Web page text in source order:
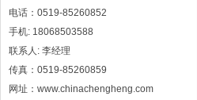
电话：0519-85260852
手机: 18068503588
联系人: 李经理
传真：0519-85260859
网址：www.chinachengheng.com